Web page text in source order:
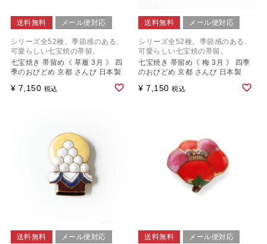
送料無料 メール便対応
シリーズ全52種。季節感のある、
可愛らしい七宝焼の帯留。
七宝焼き 帯留め《 草履 3月 》 四
季のおびどめ 京都 さんび 日本製
¥ 7,150 税込
送料無料 メール便対応
シリーズ全52種。季節感のある、
可愛らしい七宝焼の帯留。
七宝焼き 帯留め《 梅 3月 》 四季
のおびどめ 京都 さんび 日本製
¥ 7,150 税込
送料無料 メール便対応 送料無料 メール便対応